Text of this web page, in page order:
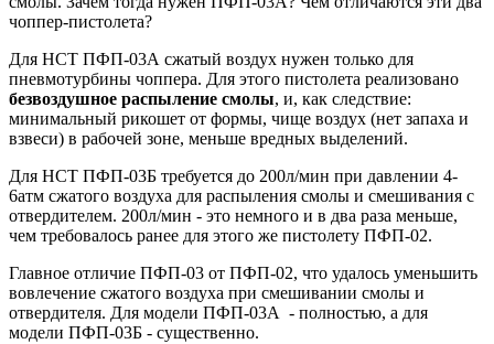
чоппер-пистолета?
Для НСТ ПФП-03А сжатый воздух нужен только для
пневмотурбины чоппера. Для этого пистолета реализовано
безвоздушное распыление смолы, и, как следствие:
минимальный рикошет от формы, чище воздух (нет запаха и
взвеси) в рабочей зоне, меньше вредных выделений.
Для НСТ ПФП-03Б требуется до 200л/мин при давлении 4-
6атм сжатого воздуха для распыления смолы и смешивания с
отвердителем. 200л/мин - это немного и в два раза меньше,
чем требовалось ранее для этого же пистолету ПФП-02.
Главное отличие ПФП-03 от ПФП-02, что удалось уменьшить
вовлечение сжатого воздуха при смешивании смолы и
отвердителя. Для модели ПФП-03А - полностью, а для
модели ПФП-03Б - существенно.